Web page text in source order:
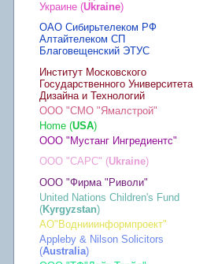
Украине (Ukraine)
ОАО Сибирьтелеком РФ
Алтайтелеком СП
Благовещенский ЭТУС
Институт Московского
Государственного Университета
Дизайна и Технологий
ООО "СМО "Ямалстрой"
Home (USA)
ООО "Мустанг Ингредиентс"
OОО "САРС" (Ukraine)
ООО "Фирма "Риволи"
United Nations Children's Fund
(Kyrgyzstan)
АО"Воднииинформпроект"
Appleby & Nilson Solicitors
(Australia)